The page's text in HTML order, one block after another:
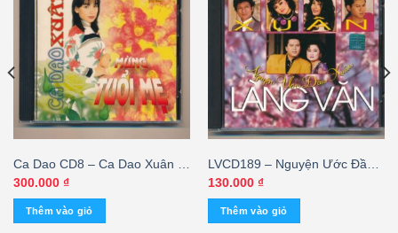
Ca Dao CD8 – Ca Dao Xuân –
Mừng Tuổi Mẹ (A98) KGMG
300.000 ₫
Thêm vào giỏ
LVCD189 – Nguyện Ước Đầu
Xuân (tb, KHÔNG BÌA GỐC)
KGVHC
130.000 ₫
Thêm vào giỏ